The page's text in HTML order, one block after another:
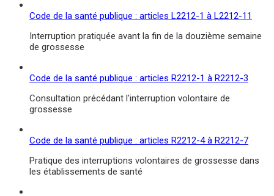
Code de la santé publique : articles L2212-1 à L2212-11
Interruption pratiquée avant la fin de la douzième semaine
de grossesse
Code de la santé publique : articles R2212-1 à R2212-3
Consultation précédant l'interruption volontaire de
grossesse
Code de la santé publique : articles R2212-4 à R2212-7
Pratique des interruptions volontaires de grossesse dans
les établissements de santé